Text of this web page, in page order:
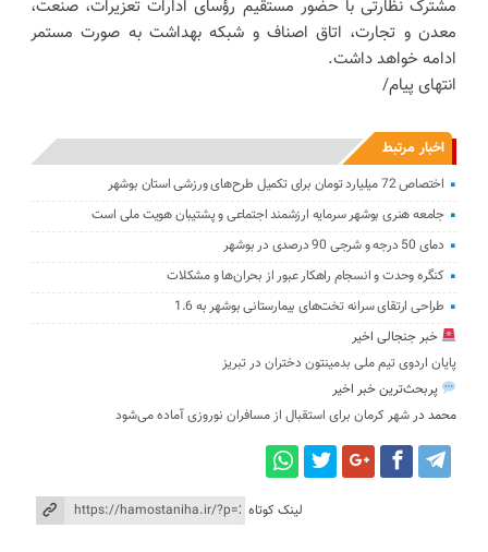
مشترک نظارتی با حضور مستقیم رؤسای ادارات تعزیرات، صنعت،
معدن و تجارت، اتاق اصناف و شبکه بهداشت به صورت مستمر
ادامه خواهد داشت.
انتهای پیام/
اخبار مرتبط
اختصاص 72 میلیارد تومان برای تکمیل طرح‌های ورزشی استان بوشهر
جامعه هنری بوشهر سرمایه ارزشمند اجتماعی و پشتیبان هویت ملی است
دمای 50 درجه و شرجی 90 درصدی در بوشهر
کنگره وحدت و انسجام راهکار عبور از بحران‌ها و مشکلات
طراحی ارتقای سرانه تخت‌های بیمارستانی بوشهر به 1.6
خبر جنجالی اخیر
پایان اردوی تیم ملی بدمینتون دختران در تبریز
پربحث‌ترین خبر اخیر
محمد درشهر کرمان برای استقبال از مسافران نوروزی آماده می‌شود
لینک کوتاه